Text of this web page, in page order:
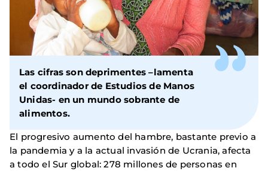
Las cifras son deprimentes –lamenta
el coordinador de Estudios de Manos
Unidas- en un mundo sobrante de
alimentos.
El progresivo aumento del hambre, bastante previo a
la pandemia y a la actual invasión de Ucrania, afecta
a todo el Sur global: 278 millones de personas en